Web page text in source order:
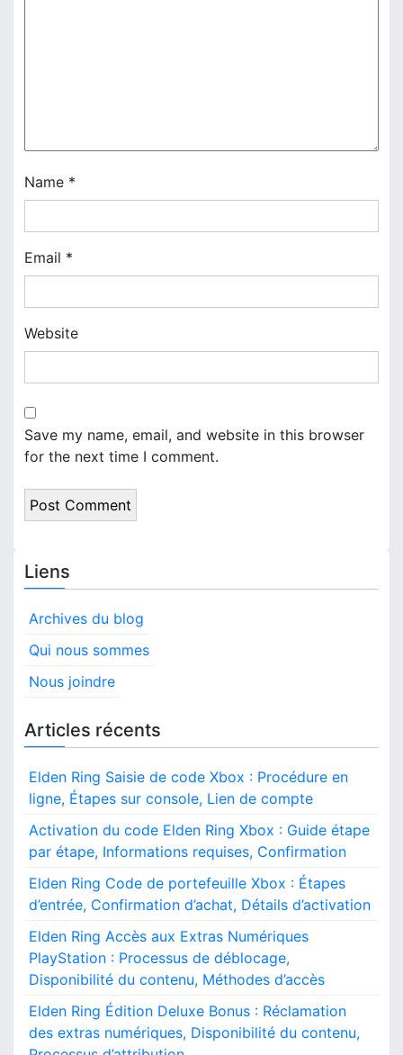
o
n
Name *
Email *
Website
Save my name, email, and website in this browser
for the next time I comment.
Liens
Archives du blog
Qui nous sommes
Nous joindre
Articles récents
Elden Ring Saisie de code Xbox : Procédure en
ligne, Étapes sur console, Lien de compte
Activation du code Elden Ring Xbox : Guide étape
par étape, Informations requises, Confirmation
Elden Ring Code de portefeuille Xbox : Étapes
d’entrée, Confirmation d’achat, Détails d’activation
Elden Ring Accès aux Extras Numériques
PlayStation : Processus de déblocage,
Disponibilité du contenu, Méthodes d’accès
Elden Ring Édition Deluxe Bonus : Réclamation
des extras numériques, Disponibilité du contenu,